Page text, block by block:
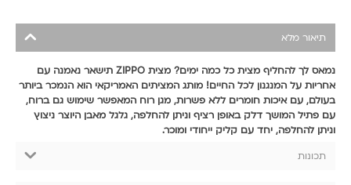
תיאור מלא
נמאס לך להחליף מצית כל כמה ימים? מצית ZIPPO תישאר נאמנה עם
אחריות על המנגנון לכל החיים! מותג המציתים האמריקאי הוא הנמכר ביותר
בעולם, עם איכות חומרים ללא פשרות, מגן רוח המאפשר שימוש גם ברוח,
עם פתיל המושך דלק באופן רציף וניתן להחלפה, גלגל מאבן היוצר ניצוץ
וניתן להחלפה, יחד עם קליק ייחודי ומוכר.
תכונות